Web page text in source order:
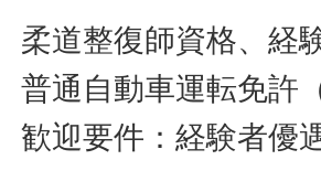
柔道整復師資格、経
普通自動車運転免許
歓迎要件：経験者優